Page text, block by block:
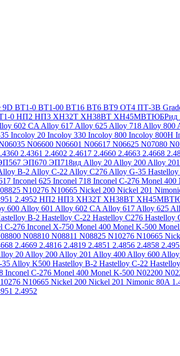
9D ВТ1-0 ВТ1-00 ВТ16 ВТ6 ВТ9 ОТ4 ПТ-3В
0 НП2 НП3 ХН32Т ХН38ВТ ХН45МВТЮБРид
602 CA Alloy 617 Alloy 625 Alloy 718 Alloy 800
Incoloy 20 Incoloy 330 Incoloy 800 Incoloy 800H
N06600 N06601 N06617 N06625 N07080
2.4361 2.4602 2.4617 2.4660 2.4663 2.4668
ЭП670 ЭП718ид Alloy 20 Alloy 200 Alloy 201
B-2 Alloy C-22 Alloy C276 Alloy G-35
Inconel 625 Inconel 718 Inconel C-276 Monel 400
N10276 N10665 Nickel 200 Nickel 201
2.4952 НП2 НП3 ХН32Т ХН38ВТ
600 Alloy 601 Alloy 602 CA Alloy 617 Alloy 625
B-2 Hastelloy C-22 Hastelloy C276 Hastelloy
C-276 Inconel X-750 Monel 400 Monel K-500
N08810 N08811 N08825 N10276 N10665
2.4669 2.4816 2.4819 2.4851 2.4856 2.4858
20 Alloy 200 Alloy 201 Alloy 400 Alloy 600 Alloy
35 Alloy K500 Hastelloy B-2 Hastelloy C-22
Inconel C-276 Monel 400 Monel K-500 N02200
N10665 Nickel 200 Nickel 201 Nimonic 80A
2.4952